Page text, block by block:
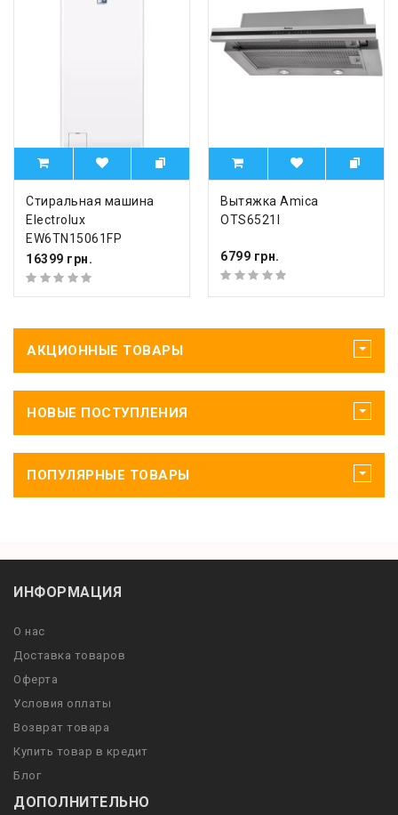
Стиральная машина
Electrolux
EW6TN15061FP
16399 грн.
Вытяжка Amica
OTS6521I
6799 грн.
АКЦИОННЫЕ ТОВАРЫ
НОВЫЕ ПОСТУПЛЕНИЯ
ПОПУЛЯРНЫЕ ТОВАРЫ
ИНФОРМАЦИЯ
О нас
Доставка товаров
Оферта
Условия оплаты
Возврат товара
Купить товар в кредит
Блог
ДОПОЛНИТЕЛЬНО